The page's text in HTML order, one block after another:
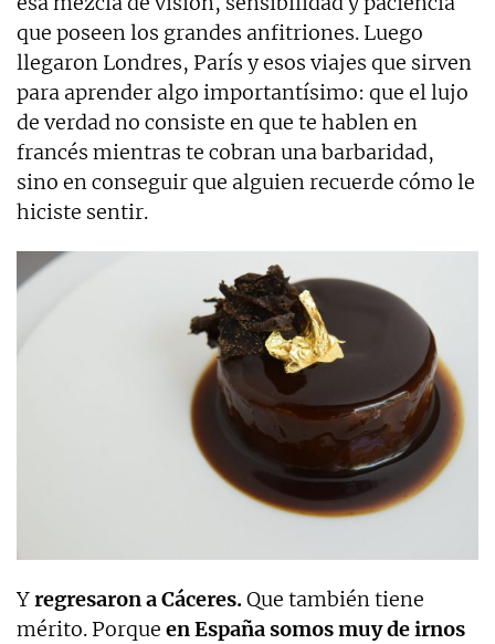
que poseen los grandes anfitriones. Luego
llegaron Londres, París y esos viajes que sirven
para aprender algo importantísimo: que el lujo
de verdad no consiste en que te hablen en
francés mientras te cobran una barbaridad,
sino en conseguir que alguien recuerde cómo le
hiciste sentir.
Yregresaron a Cáceres.Que también tiene
mérito. Porque en España somos muy de irnos